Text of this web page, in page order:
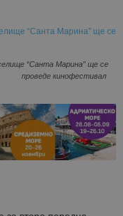
“Санта Марина” ще се
проведе кинофестивал